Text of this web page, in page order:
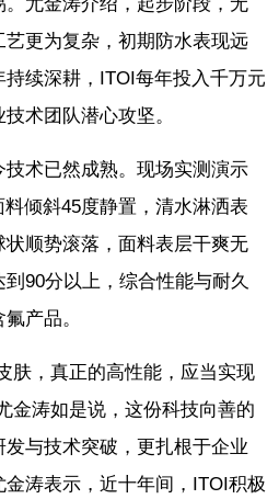
更为复杂，初期防水表现远
续深耕，ITOI每年投入千万元
术团队潜心攻坚。
术已然成熟。现场实测演示
倾斜45度静置，清水淋洒表
顺势滚落，面料表层干爽无
90分以上，综合性能与耐久
产品。
肤，真正的高性能，应当实现
金涛如是说，这份科技向善的
与技术突破，更扎根于企业
涛表示，近十年间，ITOI积极